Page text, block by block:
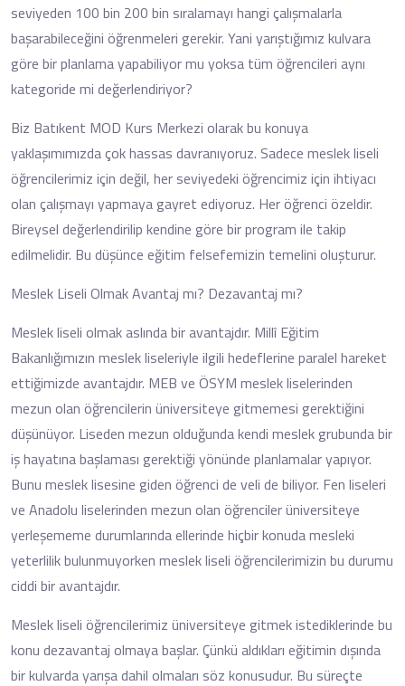
seviyeden 100 bin 200 bin sıralamayı hangi çalışmalarla
başarabileceğini öğrenmeleri gerekir. Yani yarıştığımız kulvara
göre bir planlama yapabiliyor mu yoksa tüm öğrencileri aynı
kategoride mi değerlendiriyor?
Biz Batıkent MOD Kurs Merkezi olarak bu konuya
yaklaşımımızda çok hassas davranıyoruz. Sadece meslek liseli
öğrencilerimiz için değil, her seviyedeki öğrencimiz için ihtiyacı
olan çalışmayı yapmaya gayret ediyoruz. Her öğrenci özeldir.
Bireysel değerlendirilip kendine göre bir program ile takip
edilmelidir. Bu düşünce eğitim felsefemizin temelini oluşturur.
Meslek Liseli Olmak Avantaj mı? Dezavantaj mı?
Meslek liseli olmak aslında bir avantajdır. Millî Eğitim
Bakanlığımızın meslek liseleriyle ilgili hedeflerine paralel hareket
ettiğimizde avantajdır. MEB ve ÖSYM meslek liselerinden
mezun olan öğrencilerin üniversiteye gitmemesi gerektiğini
düşünüyor. Liseden mezun olduğunda kendi meslek grubunda bir
iş hayatına başlaması gerektiği yönünde planlamalar yapıyor.
Bunu meslek lisesine giden öğrenci de veli de biliyor. Fen liseleri
ve Anadolu liselerinden mezun olan öğrenciler üniversiteye
yerleşememe durumlarında ellerinde hiçbir konuda mesleki
yeterlilik bulunmuyorken meslek liseli öğrencilerimizin bu durumu
ciddi bir avantajdır.
Meslek liseli öğrencilerimiz üniversiteye gitmek istediklerinde bu
konu dezavantaj olmaya başlar. Çünkü aldıkları eğitimin dışında
bir kulvarda yarışa dahil olmaları söz konusudur. Bu süreçte